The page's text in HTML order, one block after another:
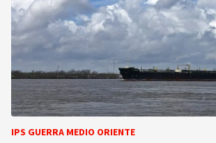
IPS GUERRA MEDIO ORIENTE